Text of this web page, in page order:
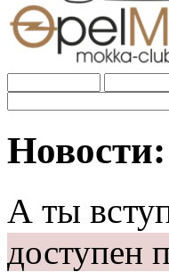
Новости:
А ты
доступен